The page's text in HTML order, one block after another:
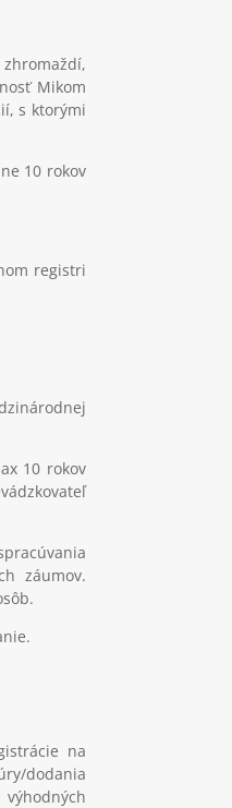
Mikom
s ktorými
10 rokov
registri
10 rokov
záumov.
na
dodania